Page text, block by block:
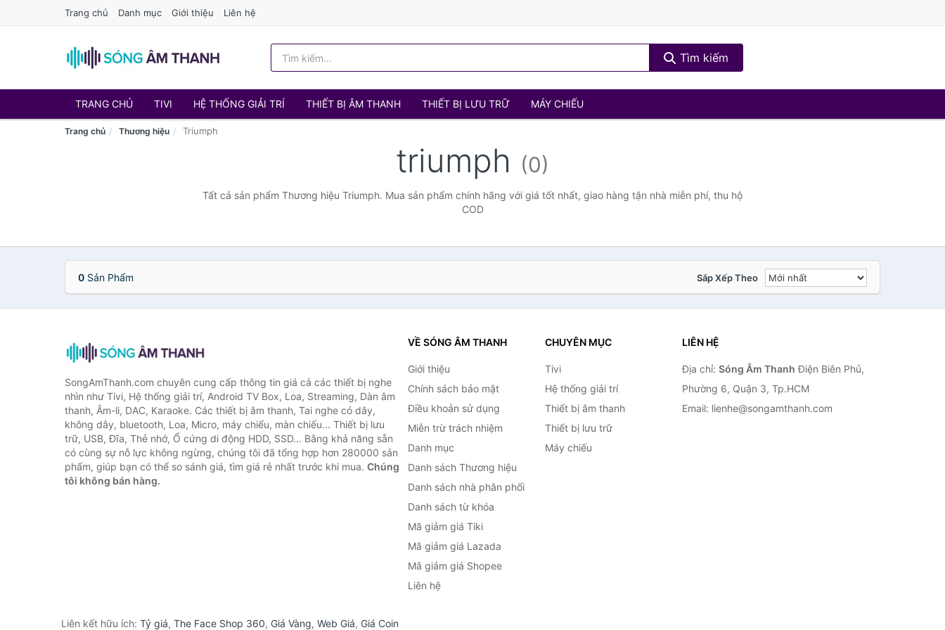
Trang chủ Danh mục Giới thiệu Liên hệ
Tìm kiếm
TRANG CHỦ TIVI HỆ THỐNG GIẢI TRÍ THIẾT BỊ ÂM THANH THIẾT BỊ LƯU TRỮ MÁY CHIẾU
Trang chủ Thương hiệu Triumph
triumph (0)
Tất cả sản phẩm Thương hiệu Triumph. Mua sản phẩm chính hãng với giá tốt nhất, giao hàng tận nhà miễn phí, thu hộ
COD
0 Sản Phẩm Sắp Xếp Theo
SongAmThanh.com chuyên cung cấp thông tin giá cả các thiết bị nghe
nhìn như Tivi, Hệ thống giải trí, Android TV Box, Loa, Streaming, Dàn âm
thanh, Âm-li, DAC, Karaoke. Các thiết bị âm thanh, Tai nghe có dây,
không dây, bluetooth, Loa, Micro, máy chiếu, màn chiếu... Thiết bị lưu
trữ, USB, Đĩa, Thẻ nhớ, Ổ cứng di động HDD, SSD... Bằng khả năng sẵn
có cùng sự nỗ lực không ngừng, chúng tôi đã tổng hợp hơn 280000 sản
phẩm, giúp bạn có thể so sánh giá, tìm giá rẻ nhất trước khi mua. Chúng
tôi không bán hàng.
VỀ SÓNG ÂM THANH
Giới thiệu
Chính sách bảo mật
Điều khoản sử dụng
Miễn trừ trách nhiệm
Danh mục
Danh sách Thương hiệu
Danh sách nhà phân phối
Danh sách từ khóa
Mã giảm giá Tiki
Mã giảm giá Lazada
Mã giảm giá Shopee
Liên hệ
CHUYÊN MỤC
Tivi
Hệ thống giải trí
Thiết bị âm thanh
Thiết bị lưu trữ
Máy chiếu
LIÊN HỆ
Địa chỉ: Sóng Âm Thanh Điện Biên Phủ,
Phường 6, Quận 3, Tp.HCM
Email: lienhe@songamthanh.com
Liên kết hữu ích: Tỷ giá, The Face Shop 360, Giá Vàng, Web Giá, Giá Coin